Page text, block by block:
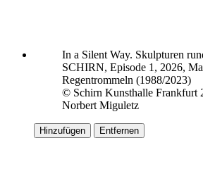
In a Silent Way. Skulpturen
SCHIRN, Episode 1, 2026,
Regentrommeln (1988/2023)
© Schirn Kunsthalle Frankfurt
Norbert Miguletz
Hinzufügen Entfernen